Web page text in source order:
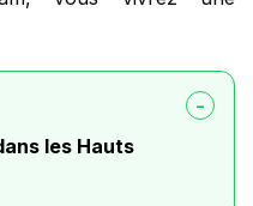
les Hauts